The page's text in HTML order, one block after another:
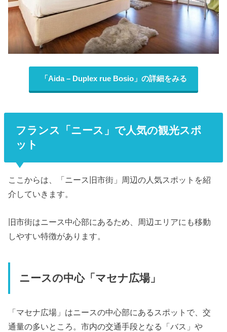
「Aida – Duplex rue Bosio」の詳細をみる
フランス「ニース」で人気の観光スポ
ット
ここからは、「ニース旧市街」 周辺の人気スポットを紹
介していきます。
旧市街はニース中心部にあるため、 周辺エリアにも移動
しやすい特徴があります。
ニースの中心「マセナ広場」
「マセナ広場」はニースの中心部にあるスポットで、交
通量の多いところ。市内の交通手段となる「バス」や